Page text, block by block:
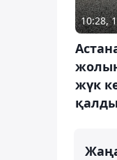
10:28,
жүк
қалды